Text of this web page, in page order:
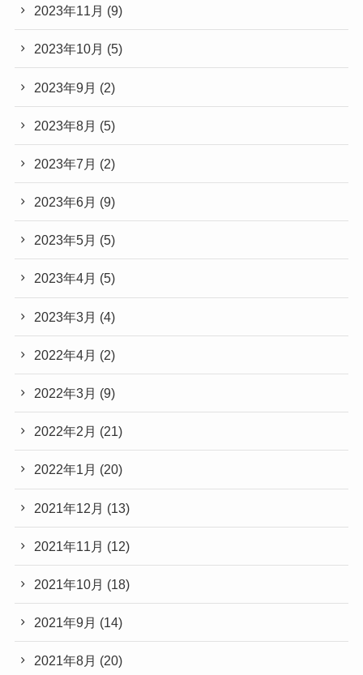
2023年11月 (9)
2023年10月 (5)
2023年9月 (2)
2023年8月 (5)
2023年7月 (2)
2023年6月 (9)
2023年5月 (5)
2023年4月 (5)
2023年3月 (4)
2022年4月 (2)
2022年3月 (9)
2022年2月 (21)
2022年1月 (20)
2021年12月 (13)
2021年11月 (12)
2021年10月 (18)
2021年9月 (14)
2021年8月 (20)